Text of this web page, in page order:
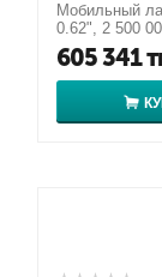
Мобильный
0.62", 2 500
605 341